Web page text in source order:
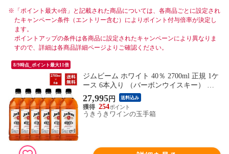
※ 「ポイント最大○倍」と記載された商品については、各商品ごとに設定され
たキャンペーン条件（エントリー含む）によりポイント付与倍率が決定し
ます。
ポイントアップの条件は各商品に設定されたキャンペーンにより異なりま
すので、詳細は各商品詳細ページよりご確認ください。
8/9時点_ポイント最大11倍
ジムビーム ホワイト 40％ 2700ml 正規 1ケ
ース 6本入り （バーボンウイスキー） 送
料無料
27,995円 送料込み
254
うきうきワインの玉手箱